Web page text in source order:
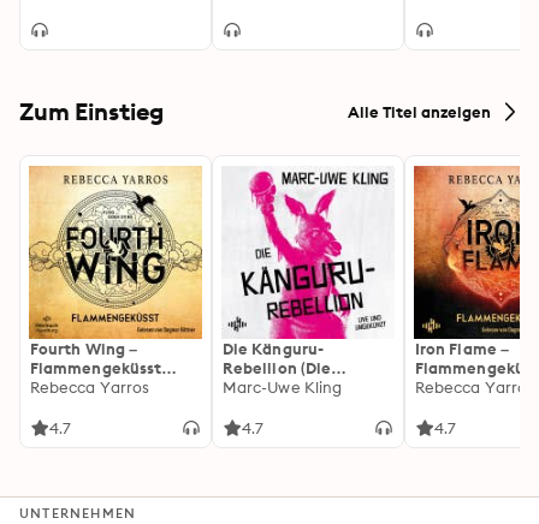
Zum Einstieg Alle Titel anzeigen
Fourth Wing –
Flammengeküsst
(Flammengeküsst-
Rebecca Yarros
4.7
Die Känguru-
Rebellion (Die
Känguru-Werke 5)
Marc-Uwe Kling
4.7
Iron Flame –
heißersehnte
Rebecca Yarros
4.7
UNTERNEHMEN